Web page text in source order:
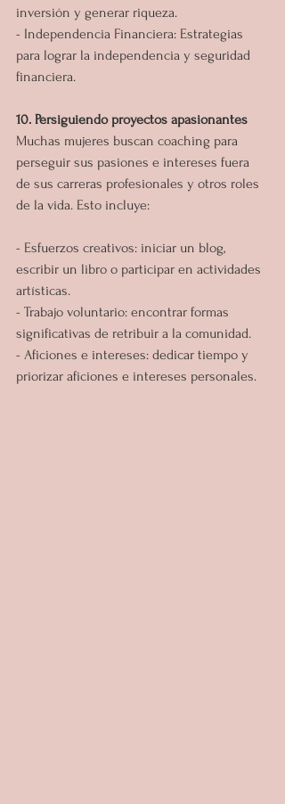
inversión y generar riqueza.
- Independencia Financiera: Estrategias
para lograr la independencia y seguridad
financiera.
10. Persiguiendo proyectos apasionantes
Muchas mujeres buscan coaching para
perseguir sus pasiones e intereses fuera
de sus carreras profesionales y otros roles
de la vida. Esto incluye:
- Esfuerzos creativos: iniciar un blog,
escribir un libro o participar en actividades
artísticas.
- Trabajo voluntario: encontrar formas
significativas de retribuir a la comunidad.
- Aficiones e intereses: dedicar tiempo y
priorizar aficiones e intereses personales.